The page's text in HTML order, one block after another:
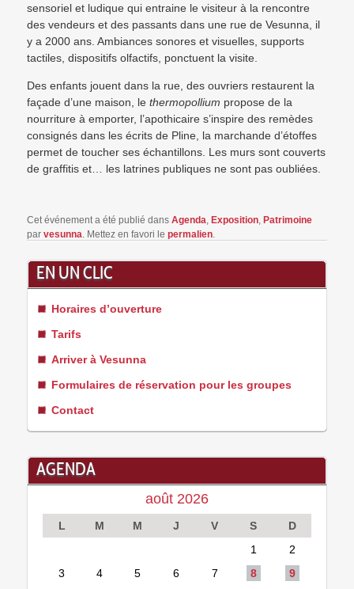
sensoriel et ludique qui entraine le visiteur à la rencontre
des vendeurs et des passants dans une rue de Vesunna, il
y a 2000 ans. Ambiances sonores et visuelles, supports
tactiles, dispositifs olfactifs, ponctuent la visite.
Des enfants jouent dans la rue, des ouvriers restaurent la
façade d’une maison, lethermopollium propose de la
nourriture à emporter, l’apothicaire s’inspire des remèdes
consignés dans les écrits de Pline, la marchande d’étoffes
permet de toucher ses échantillons. Les murs sont couverts
de graffitis et… les latrines publiques ne sont pas oubliées.
Cet événement a été publié dansAgenda, Exposition, Patrimoine
parvesunna. Mettez en favori lepermalien.
EN UN CLIC
Horaires d’ouverture
Tarifs
Arriver à Vesunna
Formulaires de réservation pour les groupes
Contact
AGENDA
août 2026
L M M J V S
D
1
2
3
4 5 6 7 8
9